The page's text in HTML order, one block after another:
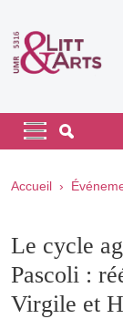
Navigation
Navigation
Fil
Accueil
Le cycle
Pascoli :
Virgile et